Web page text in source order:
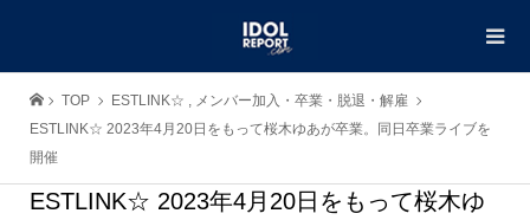
TOP ESTLINK☆ , メンバー加入・卒業・脱退・解雇
ESTLINK☆ 2023年4月20日をもって桜木ゆあが卒業。同日卒業ライブを
開催
ESTLINK☆ 2023年4月20日をもって桜木ゆ